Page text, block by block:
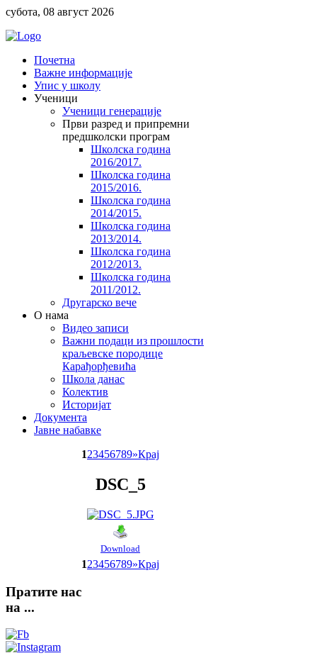
субота, 08 август 2026
Почетна
Важне информације
Упис у школу
Ученици
Ученици генерације
Први разред и припремни
предшколски програм
Школска година
2016/2017.
Школска година
2015/2016.
Школска година
2014/2015.
Школска година
2013/2014.
Школска година
2012/2013.
Школска година
2011/2012.
Другарско вече
O нама
Видео записи
Важни подаци из прошлости
краљевске породице
Карађорђевића
Школа данас
Колектив
Историјат
Документа
Јавне набавке
123456789»Крај
DSC_5
Download
123456789»Крај
Пратите нас
на ...